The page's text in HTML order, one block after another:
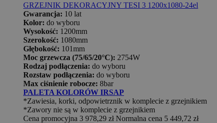
GRZEJNIK DEKORACYJNY TESI 3 1200x1080-24el
Gwarancja: 10 lat
Kolor: do wyboru
Wysokość: 1200mm
Szerokość: 1080mm
Głębokość: 101mm
Moc grzewcza (75/65/20°C): 2754W
Rodzaj podłączenia: do wyboru
Rozstaw podłączenia: do wyboru
Max ciśnienie robocze: 8bar
PALETA KOLORÓW IRSAP
*Zawiesia, korki, odpowietrznik w komplecie z grzejnikiem
*Zawory nie są w komplecie z grzejnikiem
Cena promocyjna 3 978,29 zł Normalna cena 5 449,72 zł